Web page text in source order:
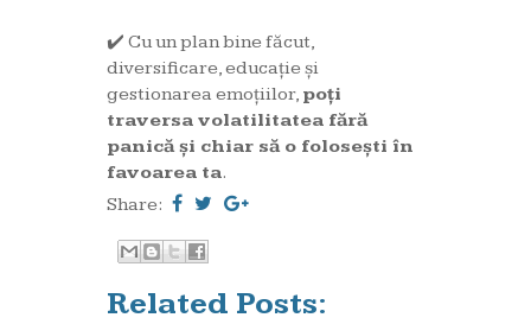
✔️ Cu un plan bine făcut,
diversificare, educație și
gestionarea emoțiilor, poți
traversa volatilitatea fără
panică și chiar să o folosești în
favoarea ta.
Share:
Related Posts: